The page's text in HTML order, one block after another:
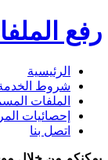
رفع
الرئيسية
شروط
الملفات
إحصائيات
اتصل بنا